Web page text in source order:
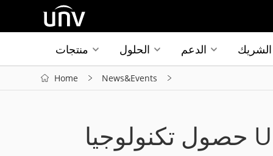
منتجات الحلول الدعم الشريك
Home News&Events